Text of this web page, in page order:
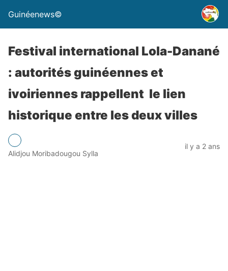
Guinéenews©
Festival international Lola-Danané
: autorités guinéennes et
ivoiriennes rappellent le lien
historique entre les deux villes
Alidjou Moribadougou Sylla
il y a 2 ans